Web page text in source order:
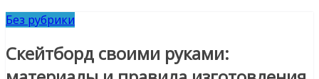
Без рубрики
Скейтборд своими руками: